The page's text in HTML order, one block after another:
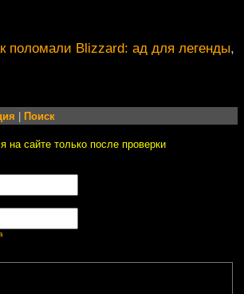
поломали Blizzard: ад для легенды,
Поиск
на сайте только после проверки